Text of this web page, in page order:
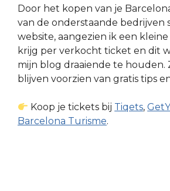
Door het kopen van je
van de onderstaande bedrijven
website, aangezien ik een
krijg per verkocht ticket en dit
mijn blog draaiende te houden.
blijven voorzien van gratis tips
Koop je tickets bij Tiqets,
Barcelona Turisme.